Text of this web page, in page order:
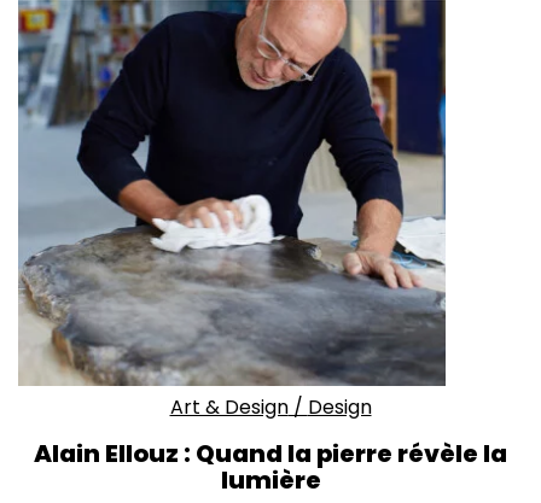
Art & Design/ Design
Alain Ellouz : Quand la pierre révèle la
lumière